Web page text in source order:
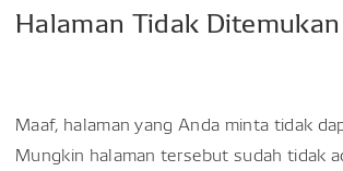
Halaman Tidak Ditemukan
Maaf, halaman yang Anda minta tidak
Mungkin halaman tersebut sudah tidak